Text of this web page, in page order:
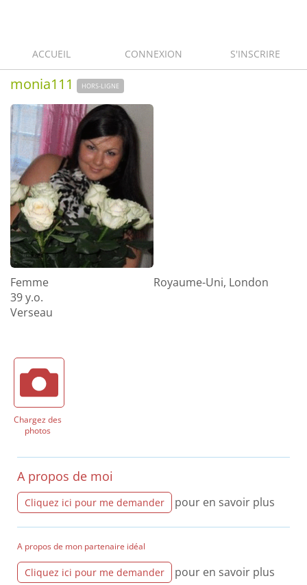
ACCUEIL CONNEXION S'INSCRIRE
monia111 HORS-LIGNE
Femme
39 y.o.
Verseau
Royaume-Uni, London
Chargez des
photos
A propos de moi
Cliquez ici pour me demander pour en savoir plus
A propos de mon partenaire idéal
Cliquez ici pour me demander pour en savoir plus